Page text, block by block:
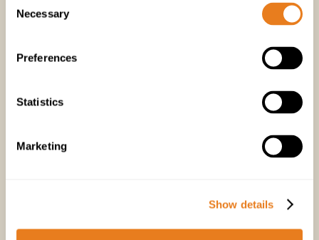
Selection
Necessary
Preferences
Statistics
Marketing
Show details
var mıdır? Fiyatın satın alma
ancak istatistikler bunun her zaman
keşfedin